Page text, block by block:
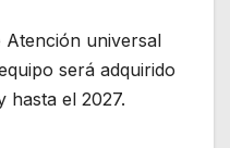
Atención universal
será adquirido
hasta el 2027.